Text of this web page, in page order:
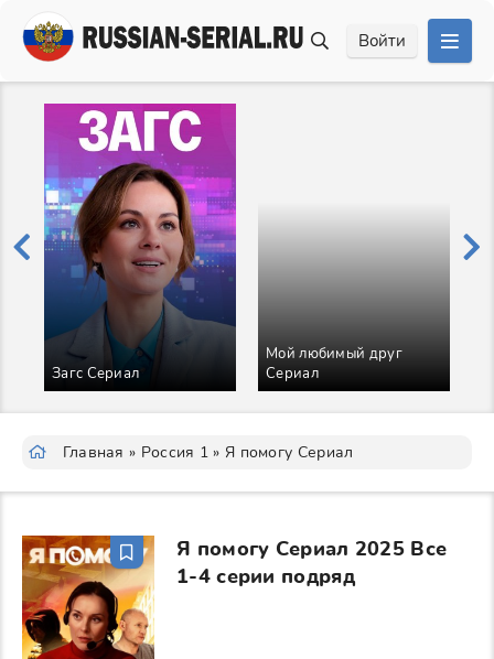
Войти
Загс Сериал
Мой любимый друг
Сериал
Главная » Россия 1 » Я помогу Сериал
Я помогу Сериал 2025 Все
1-4 серии подряд